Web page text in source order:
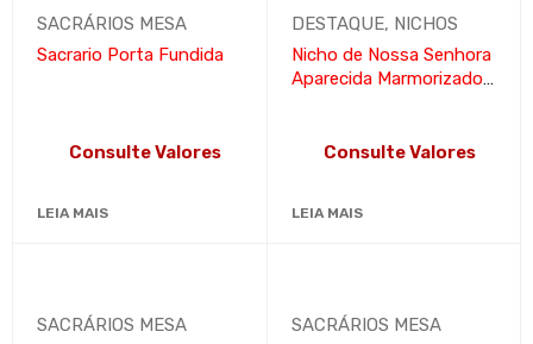
SACRÁRIOS MESA
Sacrario Porta Fundida
Consulte Valores
LEIA MAIS
DESTAQUE, NICHOS
Nicho de Nossa Senhora
Aparecida Marmorizado
Consulte Valores
LEIA MAIS
SACRÁRIOS MESA
SACRÁRIOS MESA